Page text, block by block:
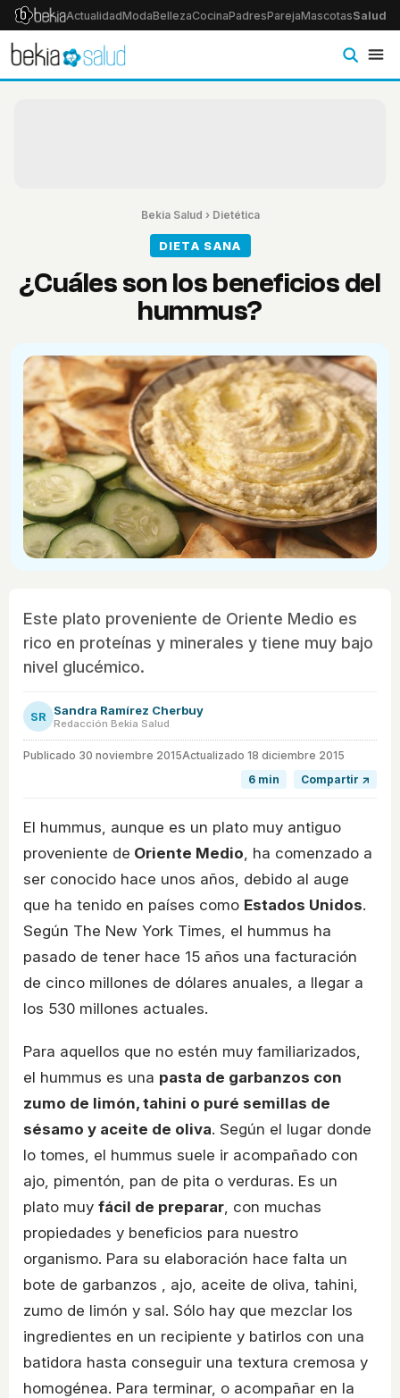
ActualidadModaBellezaCocinaPadresParejaMascotasSalud
Bekia Salud › Dietética
DIETA SANA
¿Cuáles son los beneficios del
hummus?
Este plato proveniente de Oriente Medio es
rico en proteínas y minerales y tiene muy bajo
nivel glucémico.
SR Sandra Ramírez Cherbuy
Redacción Bekia Salud
Publicado 30 noviembre 2015Actualizado 18 diciembre 2015
6 min
Compartir ↗
El hummus, aunque es un plato muy antiguo
proveniente de Oriente Medio , ha comenzado a
ser conocido hace unos años, debido al auge
que ha tenido en países como Estados Unidos.
Según The New York Times, el hummus ha
pasado de tener hace 15 años una facturación
de cinco millones de dólares anuales, a llegar a
los 530 millones actuales.
Para aquellos que no estén muy familiarizados,
el hummus es una pasta de garbanzos con
zumo de limón, tahini o puré semillas de
sésamo y aceite de oliva. Según el lugar donde
lo tomes, el hummus suele ir acompañado con
ajo, pimentón, pan de pita o verduras. Es un
plato muy fácil de preparar , con muchas
propiedades y beneficios para nuestro
organismo. Para su elaboración hace falta un
bote de garbanzos , ajo, aceite de oliva, tahini,
zumo de limón y sal. Sólo hay que mezclar los
ingredientes en un recipiente y batirlos con una
batidora hasta conseguir una textura cremosa y
homogénea. Para terminar, o acompañar en la